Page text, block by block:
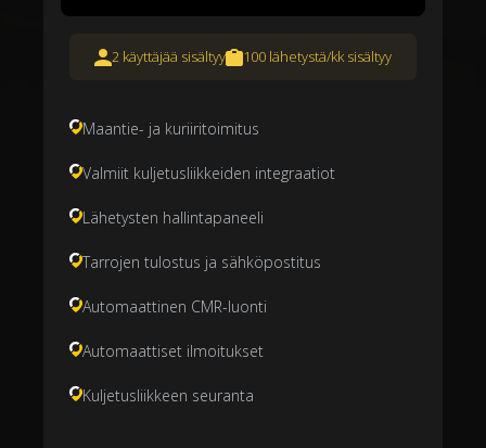
2 käyttäjää sisältyy 100 lähetystä/kk sisältyy
Maantie- ja kuriiritoimitus
Valmiit kuljetusliikkeiden integraatiot
Lähetysten hallintapaneeli
Tarrojen tulostus ja sähköpostitus
Automaattinen CMR-luonti
Automaattiset ilmoitukset
Kuljetusliikkeen seuranta